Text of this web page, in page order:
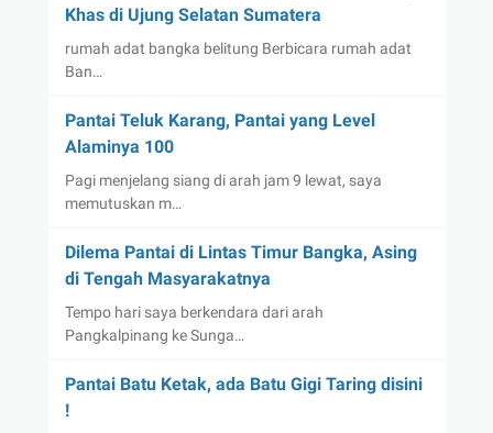
Khas di Ujung Selatan Sumatera
rumah adat bangka belitung Berbicara rumah adat
Ban…
Pantai Teluk Karang, Pantai yang Level
Alaminya 100
Pagi menjelang siang di arah jam 9 lewat, saya
memutuskan m…
Dilema Pantai di Lintas Timur Bangka, Asing
di Tengah Masyarakatnya
Tempo hari saya berkendara dari arah
Pangkalpinang ke Sunga…
Pantai Batu Ketak, ada Batu Gigi Taring disini
!